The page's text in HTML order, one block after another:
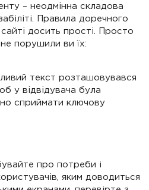
– неодмінна складова
Правила доречного
досить прості. Просто
порушили ви їх:
текст розташовувався
у відвідувача була
сприймати ключову
про потреби і
яким доводиться